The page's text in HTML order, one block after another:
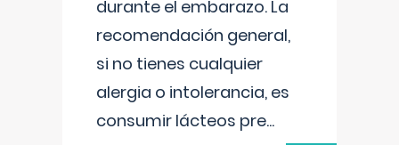
durante el embarazo. La
recomendación general,
si no tienes cualquier
alergia o intolerancia, es
consumir lácteos pre...